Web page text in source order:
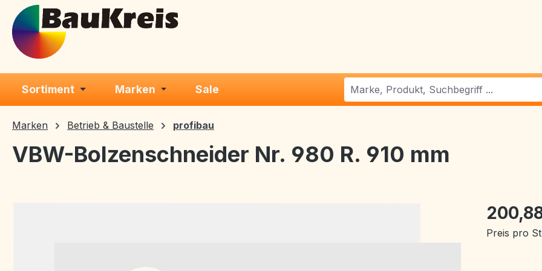
Hauptinhalt springen
Zur Suche springen
Zur Hauptnavigation springen
Sortiment Marken Sale
Marken Betrieb & Baustelle profibau
VBW-Bolzenschneider Nr. 980 R. 910 mm
Preis pro